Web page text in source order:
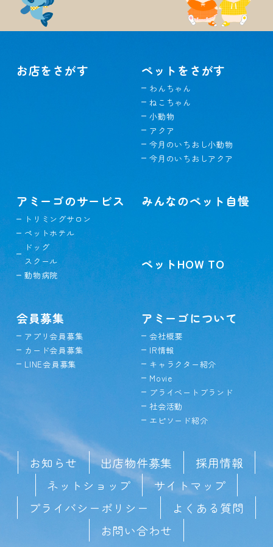
お店をさがす ペットをさがす
わんちゃん
ねこちゃん
小動物
アクア
今月のいちおし小動物
今月のいちおしアクア
アミーゴのサービス
トリミングサロン
ペットホテル
ドッグ
スクール
動物病院
みんなのペット自慢
ペットHOW TO
会員募集
アプリ会員募集
カード会員募集
LINE会員募集
アミーゴについて
会社概要
IR情報
キャラクター紹介
Movie
プライベートブランド
社会活動
エピソード紹介
お知らせ 出店物件募集
採用情報
ネットショップ
サイトマップ
プライバシーポリシー
よくある質問
お問い合わせ